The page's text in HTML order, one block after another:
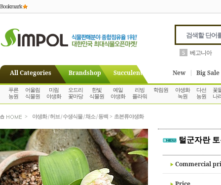
Bookmark
6 안스리움
All Categories Brandshop Succulent New Big Sale
푸른
농원
어울림
식물원
미림
야생화
오드리
꽃마당
한빛
식물원
예일
야생화
리빙
플라워
학림원
야생화
녹원
다선
농원
꽃
나
> 야생화 / 허브 / 수생식물 / 채소 / 동백 > 초본류야생화
털군자란
Commercial